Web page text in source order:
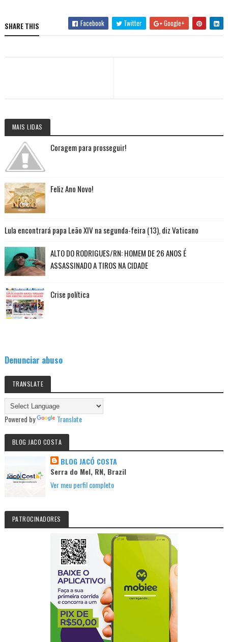
SHARE THIS Facebook Twitter Google+
MAIS LIDAS
Coragem para prosseguir!
Feliz Ano Novo!
Lula encontrará papa Leão XIV na segunda-feira (13), diz Vaticano
ALTO DO RODRIGUES/RN: HOMEM DE 26 ANOS É
ASSASSINADO A TIROS NA CIDADE
Crise política
Denunciar abuso
TRANSLATE
Powered by Translate
BLOG JACO COSTA
BLOG JACÓ COSTA
Serra do Mel, RN, Brazil
Ver meu perfil completo
PATROCINADORES